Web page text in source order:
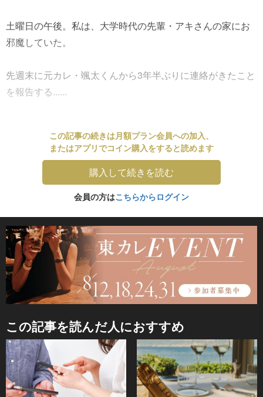
土曜日の午後。私は、大学時代の先輩・アキさんの家にお
邪魔していた。
先週末に元カレ・颯太くんから3年半ぶりに連絡がきたこと
を報告する......
この記事の続きは月額プラン会員への加入、
またはアプリでコイン購入をすると読めます
購入して続きを読む
会員の方はこちらからログイン
この記事を読んだ人におすすめ